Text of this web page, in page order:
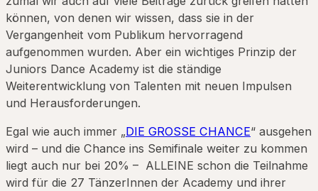
können, von denen wir wissen, dass sie in der
Vergangenheit vom Publikum hervorragend
aufgenommen wurden. Aber ein wichtiges Prinzip der
Juniors Dance Academy ist die ständige
Weiterentwicklung von Talenten mit neuen Impulsen
und Herausforderungen.
Egal wie auch immer „DIE GROSSE CHANCE“ ausgehen
wird – und die Chance ins Semifinale weiter zu kommen
liegt auch nur bei 20% – ALLEINE schon die Teilnahme
wird für die 27 TänzerInnen der Academy und ihrer